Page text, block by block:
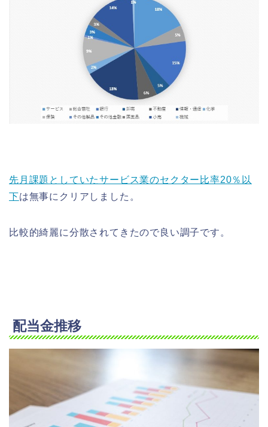
先月課題としていたサービス業のセクター比率20％以
下は無事にクリアしました。
比較的綺麗に分散されてきたので良い調子です。
配当金推移